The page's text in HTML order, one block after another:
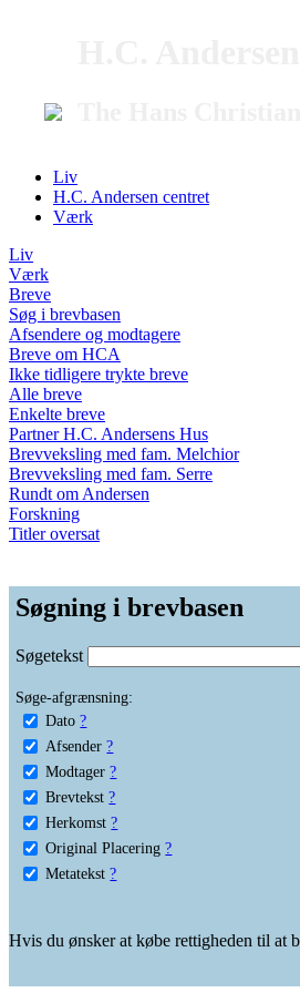
Liv
H.C. Andersen centret
Værk
Liv
Værk
Breve
Søg i brevbasen
Afsendere og modtagere
Breve om HCA
Ikke tidligere trykte breve
Alle breve
Enkelte breve
Partner H.C. Andersens Hus
Brevveksling med fam. Melchior
Brevveksling med fam. Serre
Rundt om Andersen
Forskning
Titler oversat
Søgning i brevbasen
Søgetekst
Søge-afgrænsning:
Dato ?
Afsender ?
Modtager ?
Brevtekst ?
Herkomst ?
Original Placering ?
Metatekst ?
Hvis du ønsker at købe rettigheden til at